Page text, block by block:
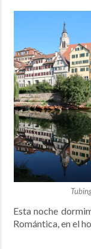
Esta noche
Romántica, en el